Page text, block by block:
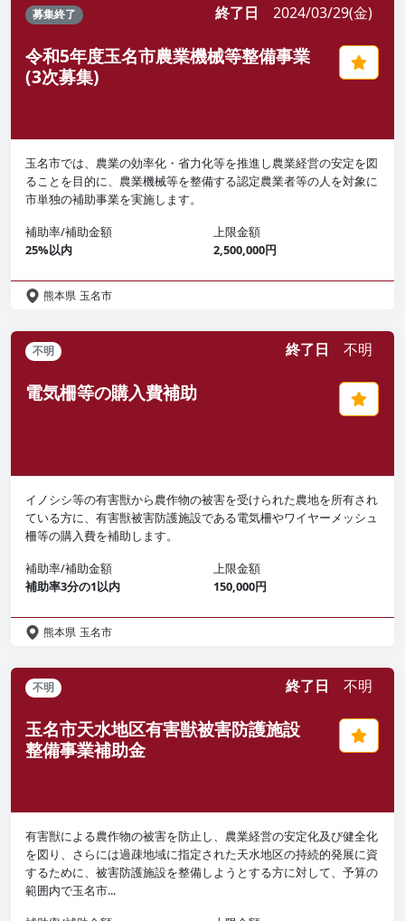
募集終了 終了日 2024/03/29(金)
令和5年度玉名市農業機械等整備事業
(3次募集)
玉名市では、農業の効率化・省力化等を推進し農業経営の安定を図
ることを目的に、農業機械等を整備する認定農業者等の人を対象に
市単独の補助事業を実施します。
補助率/補助金額
25%以内
上限金額
2,500,000円
熊本県 玉名市
不明 終了日 不明
電気柵等の購入費補助
イノシシ等の有害獣から農作物の被害を受けられた農地を所有され
ている方に、有害獣被害防護施設である電気柵やワイヤーメッシュ
柵等の購入費を補助します。
補助率/補助金額
補助率3分の1以内
上限金額
150,000円
熊本県 玉名市
不明 終了日 不明
玉名市天水地区有害獣被害防護施設
整備事業補助金
有害獣による農作物の被害を防止し、農業経営の安定化及び健全化
を図り、さらには過疎地域に指定された天水地区の持続的発展に資
するために、被害防護施設を整備しようとする方に対して、予算の
範囲内で玉名市...